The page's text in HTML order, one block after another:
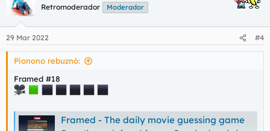
Retromoderador Moderador
29 Mar 2022 #4
Pionono rebuznó:
Framed #18
Framed - The daily movie guessing game